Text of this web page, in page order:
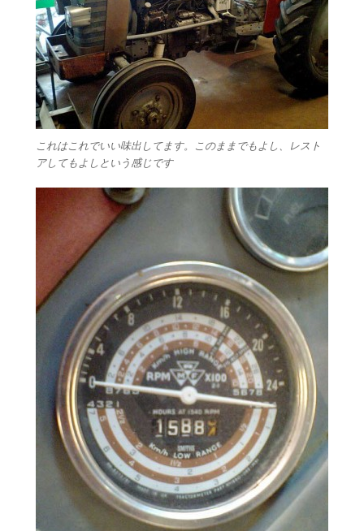
これはこれでいい味出してます。このままでもよし、レスト
アしてもよしという感じです